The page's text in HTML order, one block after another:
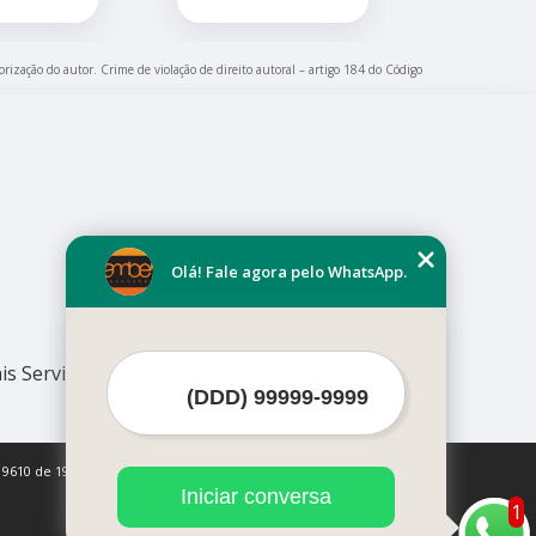
do autor. Crime de violação de direito autoral – artigo 184 do Código
Serviços
de 19/02/1998)
1
Olá! Fale agora pelo WhatsApp.
Iniciar conversa